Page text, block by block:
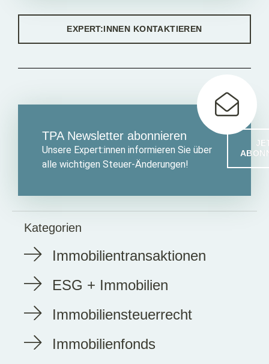
EXPERT:INNEN KONTAKTIEREN
TPA Newsletter abonnieren
Unsere Expert:innen informieren Sie über
alle wichtigen Steuer-Änderungen!
Kategorien
Immobilientransaktionen
ESG + Immobilien
Immobiliensteuerrecht
Immobilienfonds